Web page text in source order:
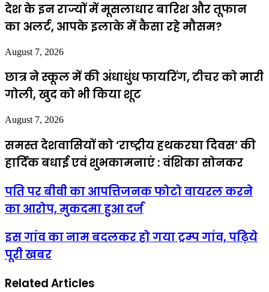
देश के इन राज्यों में मूसलाधार बारिश और तूफान
का अलर्ट, आपके इलाके में कैसा रहे मौसम?
August 7, 2026
छात्र ने स्कूल में की अंधाधुंध फायरिंग, टीचर को मारी
गोली, खुद को भी किया शूट
August 7, 2026
समस्त देशवासियों को ‘राष्ट्रीय हथकरघा दिवस’ की
हार्दिक बधाई एवं शुभकामनाएं : वंशिका सोनकर
पति पर बीवी का आपत्तिजनक फोटो वायरल करने
का आरोप, मुकदमा हुआ दर्ज
इस गांव का नाम बदलकर हो गया ट्रम्प गांव, पढ़िये
पूरी खबर
Related Articles